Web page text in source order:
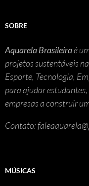
SOBRE
Aquarela Brasileiraé
projetos sustentáveis
Esporte, Tecnologia,
para ajudar
empresas a construir
Contato:
MÚSICAS